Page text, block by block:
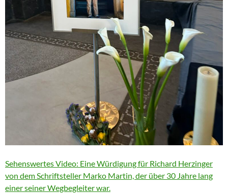
Sehenswertes Video: Eine Würdigung für Richard Herzinger
von dem Schriftsteller Marko Martin, der über 30 Jahre lang
einer seiner Wegbegleiter war.